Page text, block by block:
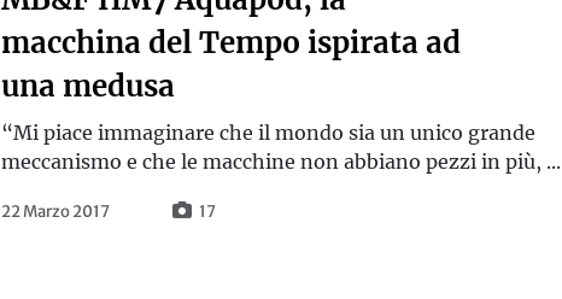
macchina del Tempo ispirata ad
una medusa
“Mi piace immaginare che il mondo sia un unico grande
meccanismo e che le macchine non abbiano pezzi in più, ...
22 Marzo 2017 17